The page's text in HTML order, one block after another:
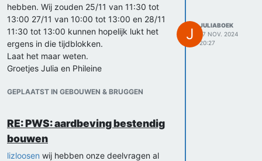
hebben. Wij zouden 25/11 van 11:30 tot
13:00 27/11 van 10:00 tot 13:00 en 28/11
11:30 tot 13:00 kunnen hopelijk lukt het
ergens in die tijdblokken.
Laat het maar weten.
Groetjes Julia en Phileine
GEPLAATST IN GEBOUWEN & BRUGGEN
J
JULIABOEK
17 NOV. 2024
20:27
RE: PWS: aardbeving bestendig
bouwen
lizloosen wij hebben onze deelvragen al